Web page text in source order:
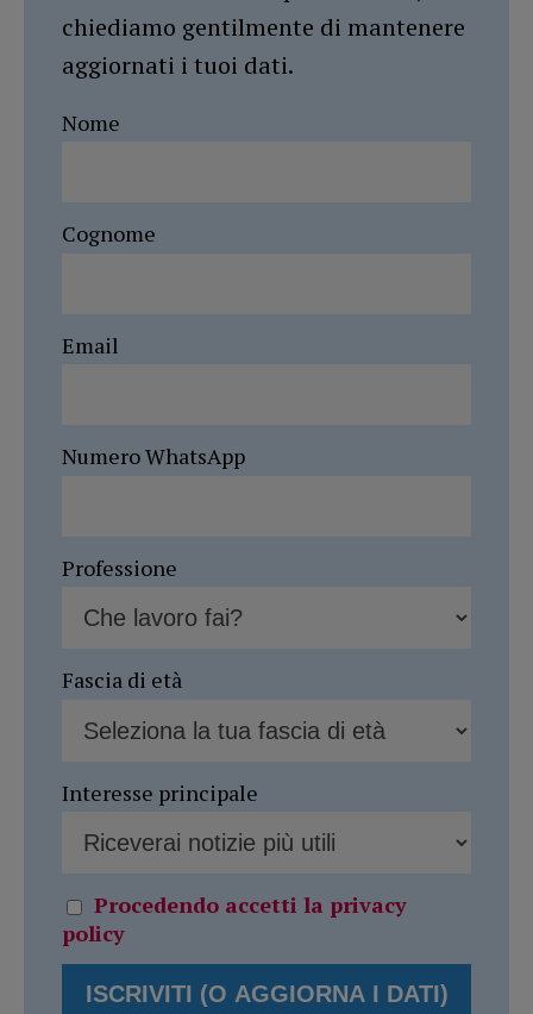
chiediamo gentilmente di mantenere
aggiornati i tuoi dati.
Nome
Cognome
Email
Numero WhatsApp
Professione
Fascia di età
Interesse principale
Procedendo accetti la privacy
policy